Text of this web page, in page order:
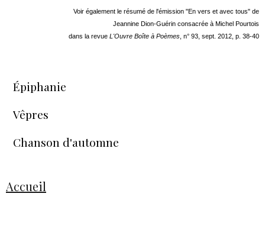
Voir également le résumé de l'émission "En vers et avec tous" de
Jeannine Dion-Guérin consacrée à Michel Pourtois
dans la revue L'Ouvre Boîte à Poèmes , n° 93, sept. 2012, p. 38-40
Épiphanie
Vêpres
Chanson d'automne
Accueil